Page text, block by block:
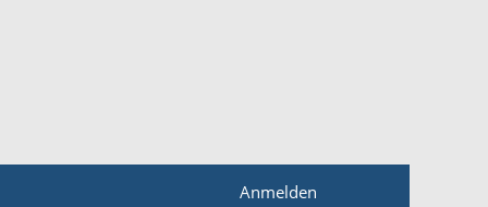
Anmelden